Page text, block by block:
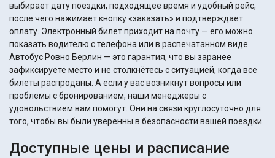
выбирает дату поездки, подходящее время и удобный рейс,
после чего нажимает кнопку «заказать» и подтверждает
оплату. Электронный билет приходит на почту — его можно
показать водителю с телефона или в распечатанном виде.
Автобус Ровно Берлин — это гарантия, что вы заранее
зафиксируете место и не столкнётесь с ситуацией, когда все
билеты распроданы. А если у вас возникнут вопросы или
проблемы с бронированием, наши менеджеры с
удовольствием вам помогут. Они на связи круглосуточно для
того, чтобы вы были уверенны в безопасности вашей поездки.
Доступные цены и расписание